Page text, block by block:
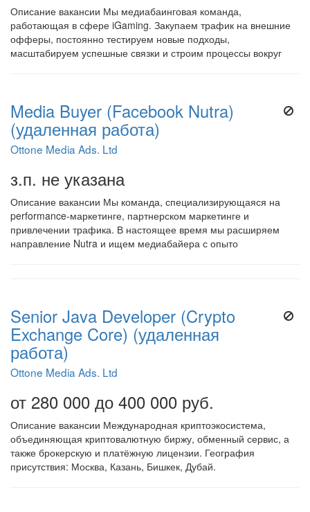
Описание вакансии Мы медиабаинговая команда,
работающая в сфере iGaming. Закупаем трафик на внешние
офферы, постоянно тестируем новые подходы,
масштабируем успешные связки и строим процессы вокруг
Media Buyer (Facebook Nutra)
(удаленная работа)
Ottone Media Ads. Ltd
з.п. не указана
Описание вакансии Мы команда, специализирующаяся на
performance-маркетинге, партнерском маркетинге и
привлечении трафика. В настоящее время мы расширяем
направление Nutra и ищем медиабайера с опыто
Senior Java Developer (Crypto
Exchange Core) (удаленная
работа)
Ottone Media Ads. Ltd
от 280 000 до 400 000 руб.
Описание вакансии Международная криптоэкосистема,
объединяющая криптовалютную биржу, обменный сервис, а
также брокерскую и платёжную лицензии. География
присутствия: Москва, Казань, Бишкек, Дубай.